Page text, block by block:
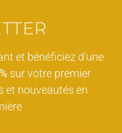
et bénéficiez d'une
sur votre premier
et nouveautés en